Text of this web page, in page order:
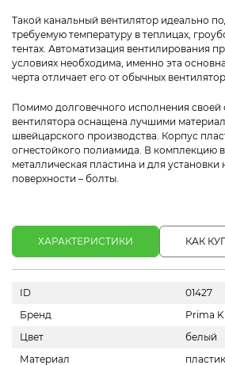
Такой канальный вентилятор идеально
требуемую температуру в теплицах,
тентах. Автоматизация вентилирования
условиях необходима, именно эта
черта отличает его от обычных
Помимо долговечного исполнения своей
вентилятора оснащена лучшими
швейцарского производства. Корпус
огнестойкого полиамида. В комплекцию
металлическая пластина и для установки
поверхности – болты.
ХАРАКТЕРИСТИКИ КАК
ID
01427
Бренд
Prima
Цвет
белый
Материал
пластик